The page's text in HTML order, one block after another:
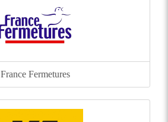
France Fermetures